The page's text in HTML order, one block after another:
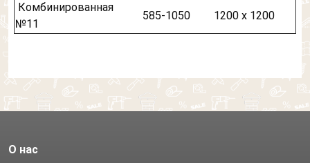
Комбинированная
№11
585-1050 1200 х 1200
О нас